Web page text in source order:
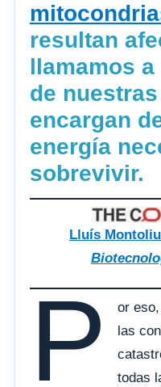
resultan
llamamos
de
encargan
energía
sobrevivir.
Lluís Montoliu
P
or
las
todas